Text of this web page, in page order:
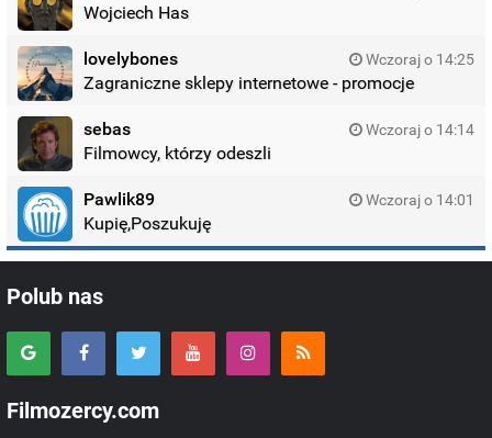
Wojciech Has
lovelybones Wczoraj o 14:25
Zagraniczne sklepy internetowe - promocje
sebas Wczoraj o 14:14
Filmowcy, którzy odeszli
Pawlik89 Wczoraj o 14:01
Kupię,Poszukuję
Polub nas
Filmozercy.com